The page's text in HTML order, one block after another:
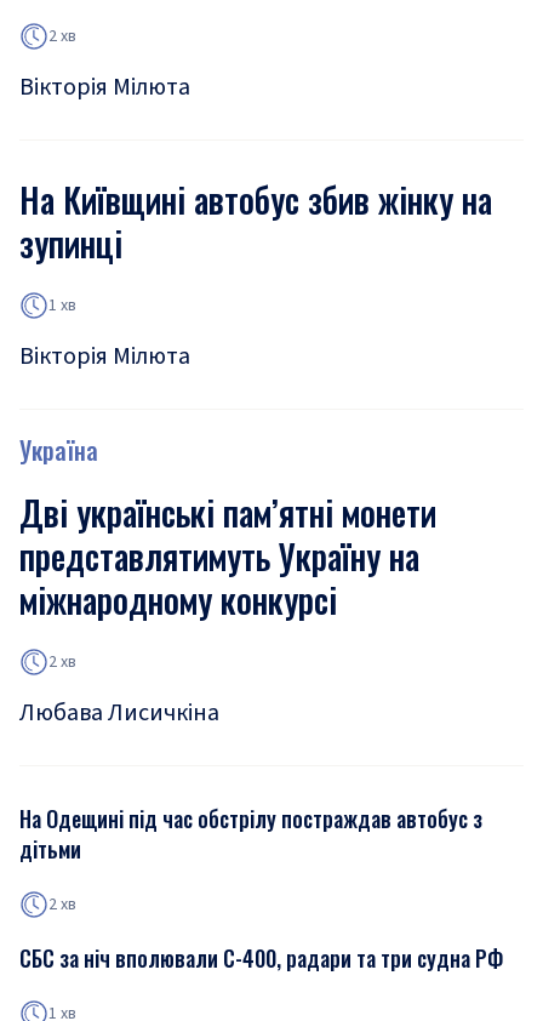
2 хв
Вікторія Мілюта
На Київщині автобус збив жінку на
зупинці
1 хв
Вікторія Мілюта
Україна
Дві українські пам’ятні монети
представлятимуть Україну на
міжнародному конкурсі
2 хв
Любава Лисичкіна
На Одещині під час обстрілу постраждав автобус з
дітьми
2 хв
СБС за ніч вполювали С-400, радари та три судна РФ
1 хв